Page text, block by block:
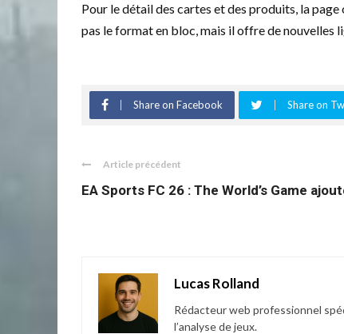
Pour le détail des cartes et des produits, la
pas le format en bloc, mais il offre de nouvelles
Share on Facebook Share on
Article précédent
EA Sports FC 26 : The World’s Game
Lucas Rolland
Rédacteur web professionnel
l’analyse de jeux.